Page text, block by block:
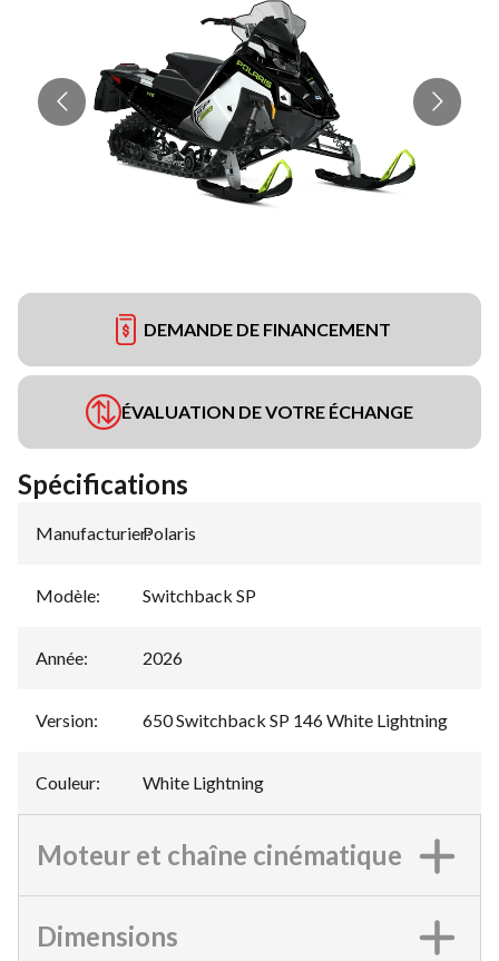
DEMANDE DE FINANCEMENT
ÉVALUATION DE VOTRE ÉCHANGE
Spécifications
Manufacturier:
Polaris
Modèle: Switchback SP
Année: 2026
Version: 650 Switchback SP 146 White Lightning
Couleur: White Lightning
Moteur et chaîne cinématique
Dimensions